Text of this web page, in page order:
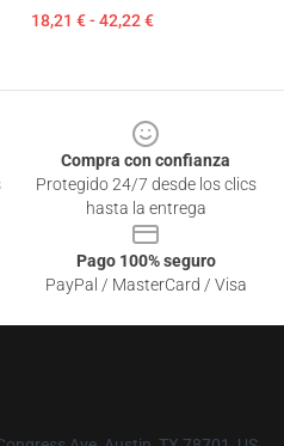
18,21 € - 42,22 €
Compra con confianza
Protegido 24/7 desde los clics
hasta la entrega
Pago 100% seguro
PayPal / MasterCard / Visa